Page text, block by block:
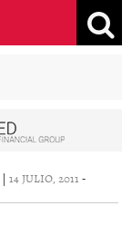
| 14 JULIO, 2011 -